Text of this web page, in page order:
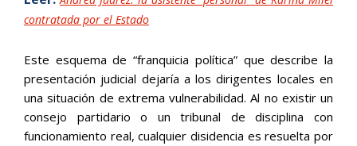
contratada por el Estado
Este esquema de “franquicia política” que describe la
presentación judicial dejaría a los dirigentes locales en
una situación de extrema vulnerabilidad. Al no existir un
consejo partidario o un tribunal de disciplina con
funcionamiento real, cualquier disidencia es resuelta por